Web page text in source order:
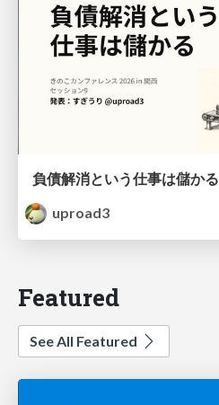
負債解消という仕事は儲かる
uproad3
Featured
See All Featured